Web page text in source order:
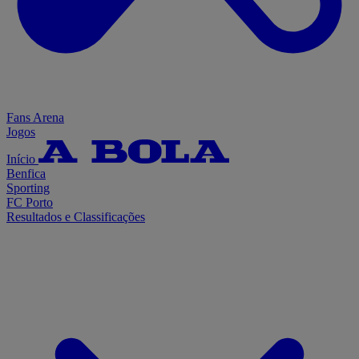
Fans Arena
Jogos
Início
Benfica
Sporting
FC Porto
Resultados e Classificações